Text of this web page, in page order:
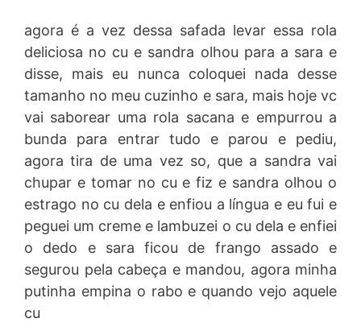
agora é a vez dessa safada levar essa rola
deliciosa no cu e sandra olhou para a sara e
disse, mais eu nunca coloquei nada desse
tamanho no meu cuzinho e sara, mais hoje vc
vai saborear uma rola sacana e empurrou a
bunda para entrar tudo e parou e pediu,
agora tira de uma vez so, que a sandra vai
chupar e tomar no cu e fiz e sandra olhou o
estrago no cu dela e enfiou a língua e eu fui e
peguei um creme e lambuzei o cu dela e enfiei
o dedo e sara ficou de frango assado e
segurou pela cabeça e mandou, agora minha
putinha empina o rabo e quando vejo aquele
cu